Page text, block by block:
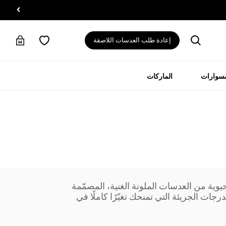
إعادة طلب العدسات اللاصقة
الماركات
من العدسات الملونة الغنية، المصمّمة
الجريئة التي تمنحك تغيّرًا كاملًا في